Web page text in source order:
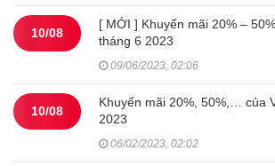
10/08
[ MỚI ] Khuyến mãi 20% –
tháng 6 2023
09/06/2023, 02:06
10/08
Khuyến mãi 20%, 50%,… của
2023
06/02/2023, 02:02